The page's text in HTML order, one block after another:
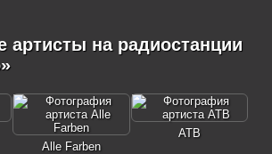
артисты на радиостанции
Alle Farben
ATB